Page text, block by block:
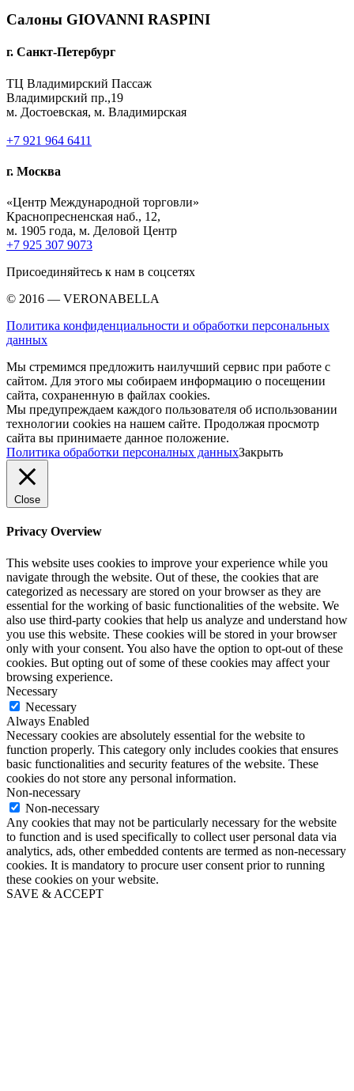
Салоны GIOVANNI RASPINI
г. Санкт-Петербург
ТЦ Владимирский Пассаж
Владимирский пр.,19
м. Достоевская, м. Владимирская
+7 921 964 6411
г. Москва
«Центр Международной торговли»
Краснопресненская наб., 12,
м. 1905 года, м. Деловой Центр
+7 925 307 9073
Присоединяйтесь к нам в соцсетях
© 2016 — VERONABELLA
Политика конфиденциальности и обработки персональных
данных
Мы стремимся предложить наилучший сервис при работе с
сайтом. Для этого мы собираем информацию о посещении
сайта, сохраненную в файлах cookies.
Мы предупреждаем каждого пользователя об использовании
технологии cookies на нашем сайте. Продолжая просмотр
сайта вы принимаете данное положение.
Политика обработки персоналных данныхЗакрыть
Close
Privacy Overview
This website uses cookies to improve your experience while you
navigate through the website. Out of these, the cookies that are
categorized as necessary are stored on your browser as they are
essential for the working of basic functionalities of the website. We
also use third-party cookies that help us analyze and understand how
you use this website. These cookies will be stored in your browser
only with your consent. You also have the option to opt-out of these
cookies. But opting out of some of these cookies may affect your
browsing experience.
Necessary
Necessary
Always Enabled
Necessary cookies are absolutely essential for the website to
function properly. This category only includes cookies that ensures
basic functionalities and security features of the website. These
cookies do not store any personal information.
Non-necessary
Non-necessary
Any cookies that may not be particularly necessary for the website
to function and is used specifically to collect user personal data via
analytics, ads, other embedded contents are termed as non-necessary
cookies. It is mandatory to procure user consent prior to running
these cookies on your website.
SAVE & ACCEPT